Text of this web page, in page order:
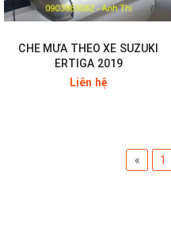
CHE MƯA THEO XE SUZUKI
ERTIGA 2019
Liên hệ
« 1